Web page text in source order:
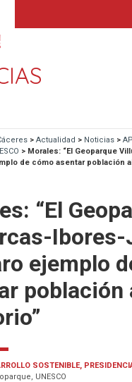
> Actualidad > Noticias>
> Morales: “El Geoparque
de cómo asentar población
“El
Ibores-
ejemplo
población
SOSTENIBLE,
UNESCO